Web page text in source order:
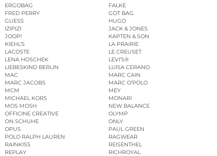
ERGOBAG
FALKE
FRED PERRY
GOT BAG
GUESS
HUGO
IZIPIZI
JACK & JONES
JOOP!
KAPTEN & SON
KIEHL’S
LA PRAIRIE
LACOSTE
LE CREUSET
LENA HOSCHEK
LEVI’S®
LIEBESKIND BERLIN
LUISA CERANO
MAC
MARC CAIN
MARC JACOBS
MARC O’POLO
MCM
MEY
MICHAEL KORS
MONARI
MOS MOSH
NEW BALANCE
OFFICINE CREATIVE
OLYMP
ON SCHUHE
ONLY
OPUS
PAUL GREEN
POLO RALPH LAUREN
RAGWEAR
RAINKISS
REISENTHEL
REPLAY
RICHROYAL